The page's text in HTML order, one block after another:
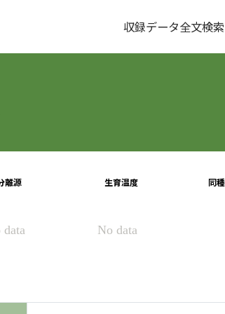
収録データ全文検索